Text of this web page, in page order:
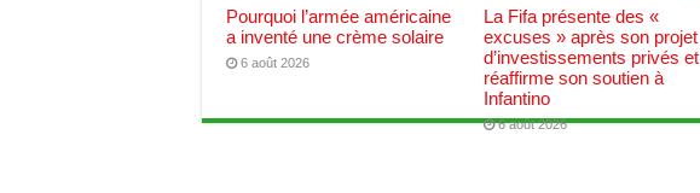
Pourquoi l’armée américaine
a inventé une crème solaire
6 août 2026
La Fifa présente des «
excuses » après son projet
d’investissements privés et
réaffirme son soutien à
Infantino
6 août 2026